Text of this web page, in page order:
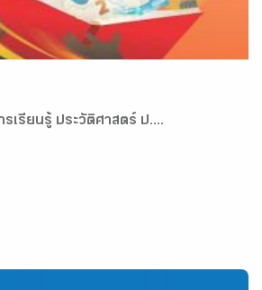
เรียนรู้ ประวัติศาสตร์ ป....